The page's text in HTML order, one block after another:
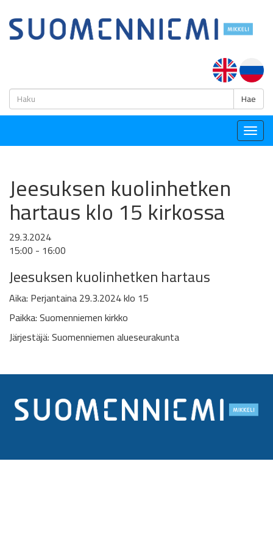
Hae
Jeesuksen kuolinhetken
hartaus klo 15 kirkossa
29.3.2024
15:00 - 16:00
Jeesuksen kuolinhetken hartaus
Aika: Perjantaina 29.3.2024 klo 15
Paikka: Suomenniemen kirkko
Järjestäjä: Suomenniemen alueseurakunta